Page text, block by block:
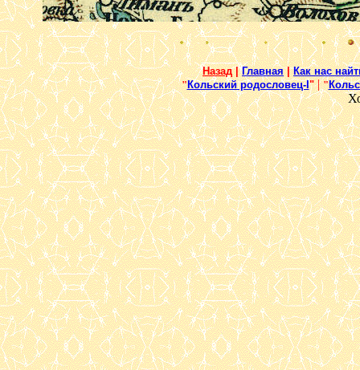
Назад |Главная|Как нас
"Кольский родословец-I"|"